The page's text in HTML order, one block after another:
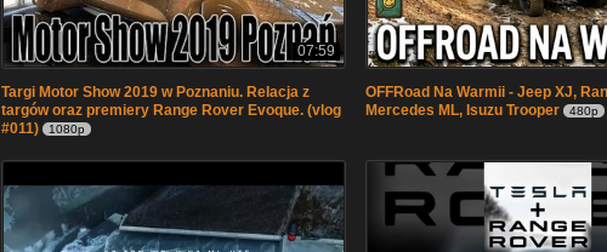
07:59
Targi Motor Show 2019 w Poznaniu. Relacja z
targów oraz premiery Range Rover Evoque. (vlog
#011)
1080p
OFFRoad Na Warmii - Jeep XJ,
Mercedes ML, Isuzu Trooper
480p